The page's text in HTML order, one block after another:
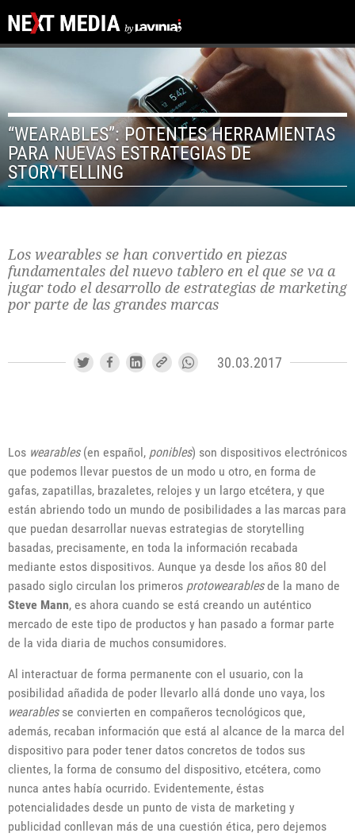
“WEARABLES”: POTENTES HERRAMIENTAS
PARA NUEVAS ESTRATEGIAS DE
STORYTELLING
Los wearables se han convertido en piezas
fundamentales del nuevo tablero en el que se va a
jugar todo el desarrollo de estrategias de marketing
por parte de las grandes marcas
30.03.2017
Los wearables(en español, ponibles) son dispositivos electrónicos
que podemos llevar puestos de un modo u otro, en forma de
gafas, zapatillas, brazaletes, relojes y un largo etcétera, y que
están abriendo todo un mundo de posibilidades a las marcas para
que puedan desarrollar nuevas estrategias de storytelling
basadas, precisamente, en toda la información recabada
mediante estos dispositivos. Aunque ya desde los años 80 del
pasado siglo circulan los primeros protowearablesde la mano de
Steve Mann, es ahora cuando se está creando un auténtico
mercado de este tipo de productos y han pasado a formar parte
de la vida diaria de muchos consumidores.
Al interactuar de forma permanente con el usuario, con la
posibilidad añadida de poder llevarlo allá donde uno vaya, los
wearablesse convierten en compañeros tecnológicos que,
además, recaban información que está al alcance de la marca del
dispositivo para poder tener datos concretos de todos sus
clientes, la forma de consumo del dispositivo, etcétera, como
nunca antes había ocurrido. Evidentemente, éstas
potencialidades desde un punto de vista de marketing y
publicidad conllevan más de una cuestión ética, pero dejemos